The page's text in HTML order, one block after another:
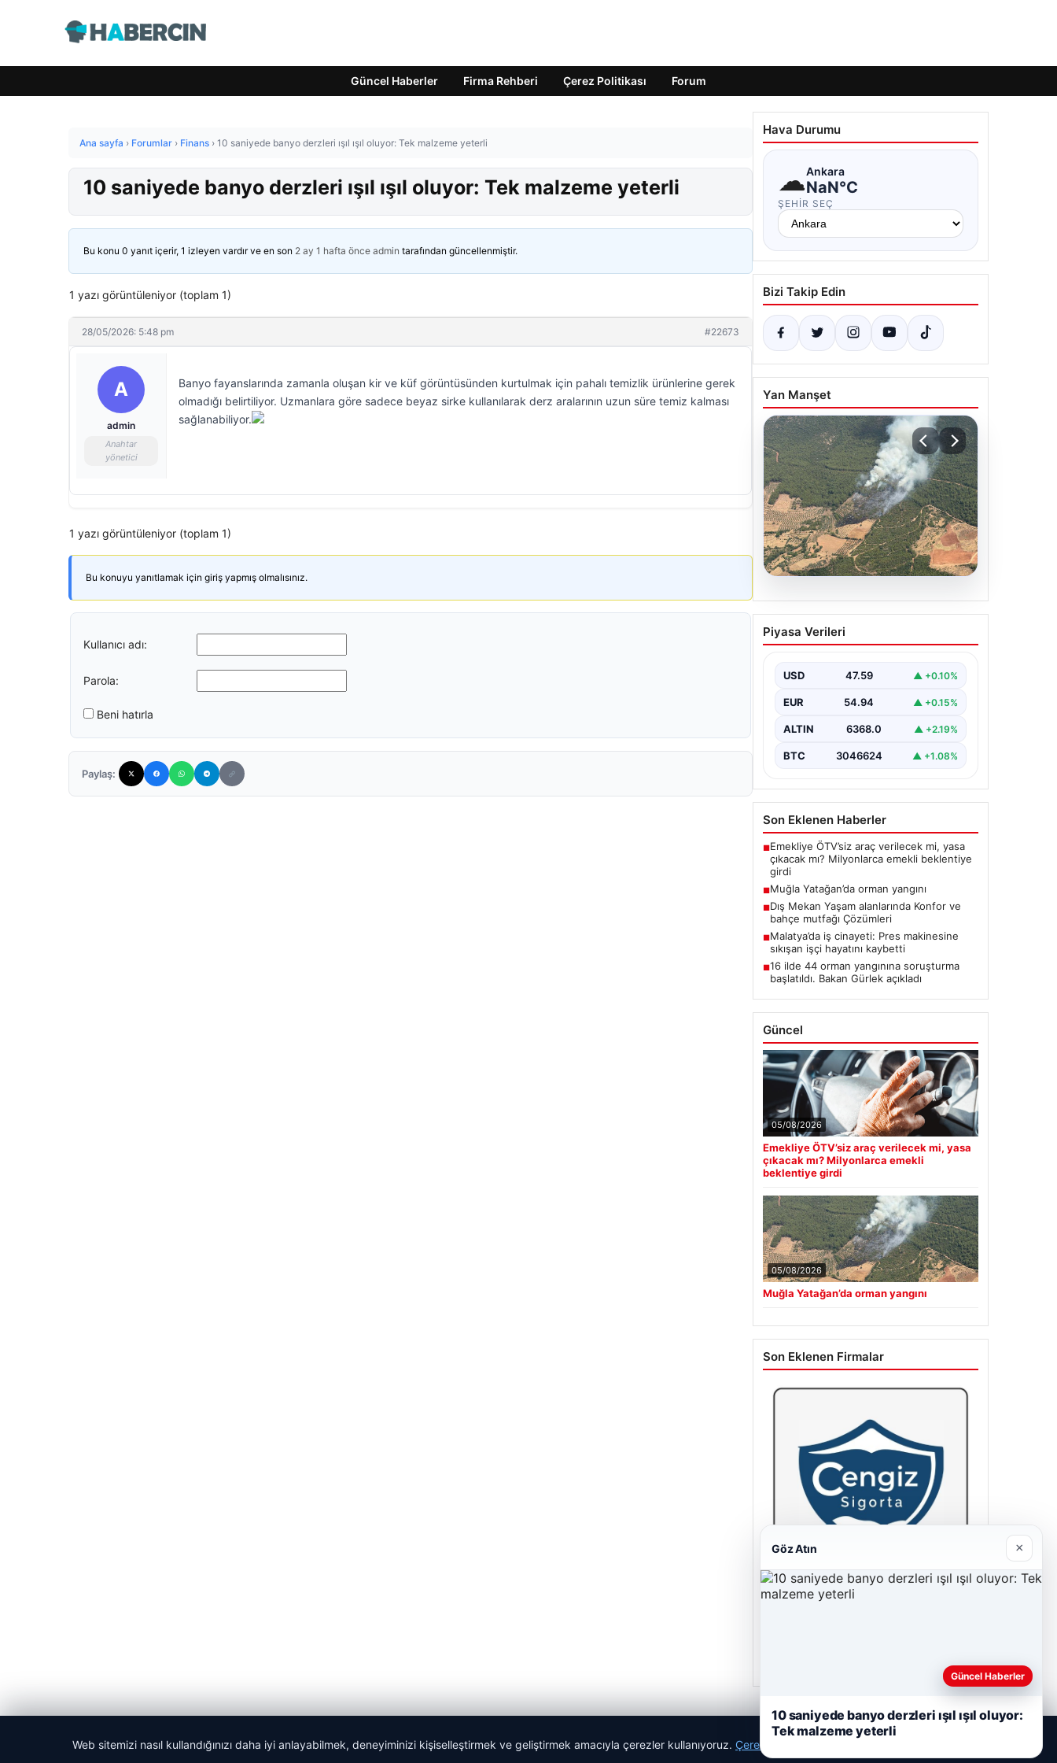
Güncel Haberler Firma Rehberi Çerez Politikası Forum
Ana sayfa › Forumlar › Finans › 10 saniyede banyo derzleri ışıl ışıl oluyor: Tek malzeme yeterli
10 saniyede banyo derzleri ışıl ışıl oluyor: Tek malzeme yeterli
Bu konu 0 yanıt içerir, 1 izleyen vardır ve en son 2 ay 1 hafta önce admin tarafından güncellenmiştir.
1 yazı görüntüleniyor (toplam 1)
28/05/2026: 5:48 pm #22673
A
admin
Anahtar
yönetici
Banyo fayanslarında zamanla oluşan kir ve küf görüntüsünden kurtulmak için pahalı temizlik ürünlerine gerek
olmadığı belirtiliyor. Uzmanlara göre sadece beyaz sirke kullanılarak derz aralarının uzun süre temiz kalması
sağlanabiliyor.
1 yazı görüntüleniyor (toplam 1)
Bu konuyu yanıtlamak için giriş yapmış olmalısınız.
Kullanıcı adı:
Parola:
Beni hatırla
Paylaş:
Hava Durumu
☁Ankara
NaN°C
ŞEHIR SEÇ
Bizi Takip Edin
Yan Manşet
05.08.2026
Muğla Yatağan’da orman
yangını
Piyasa Verileri
USD 47.59 ▲ +0.10%
EUR 54.94 ▲ +0.15%
ALTIN 6368.0 ▲ +2.19%
BTC 3046624 ▲ +1.08%
Son Eklenen Haberler
■Emekliye ÖTV’siz araç verilecek mi, yasa
çıkacak mı? Milyonlarca emekli beklentiye
girdi
■Muğla Yatağan’da orman yangını
■Dış Mekan Yaşam alanlarında Konfor ve
bahçe mutfağı Çözümleri
■Malatya’da iş cinayeti: Pres makinesine
sıkışan işçi hayatını kaybetti
■16 ilde 44 orman yangınına soruşturma
başlatıldı. Bakan Gürlek açıkladı
Güncel
05/08/2026
Emekliye ÖTV’siz araç verilecek mi, yasa
çıkacak mı? Milyonlarca emekli
beklentiye girdi
05/08/2026
Muğla Yatağan’da orman yangını
Son Eklenen Firmalar
© 2026 Habercin – Güncel Haberler
Web sitemizi nasıl kullandığınızı daha iyi anlayabilmek, deneyiminizi kişiselleştirmek ve geliştirmek amacıyla çerezler kullanıyoruz. Çerez Politikamız
Göz Atın ×
Güncel Haberler
10 saniyede banyo derzleri ışıl ışıl oluyor:
Tek malzeme yeterli